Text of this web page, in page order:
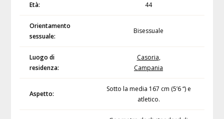
Età: 44
Orientamento
sessuale:
Bisessuale
Luogo di
residenza:
Casoria,
Campania
Aspetto:
Sotto la media 167 cm (5’6 “) e
atletico.